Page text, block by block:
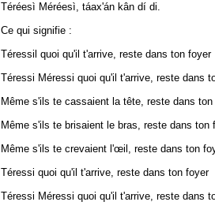
Téréesì Méréesì, táax'án kân dí di.
Ce qui signifie :
Téressil quoi qu'il t'arrive, reste dans ton foyer
Téressi Méressi quoi qu'il t'arrive, reste dans
Même s'ils te cassaient la tête, reste dans ton
Même s'ils te brisaient le bras, reste dans ton
Même s'ils te crevaient l'œil, reste dans ton
Téressi quoi qu'il t'arrive, reste dans ton foyer
Téressi Méressi quoi qu'il t'arrive, reste dans